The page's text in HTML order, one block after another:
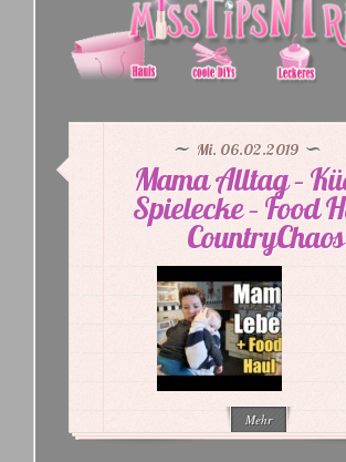
Mi. 06.02.2019
Mama Alltag –
Spielecke – Food
CountryChaos
Mehr